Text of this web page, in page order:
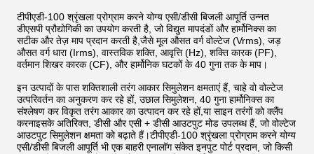
टीपीएडी-100 श्रृंखला प्रोग्राम करने योग्य एसी/डीसी बिजली आपूर्ति उन्नत
डीएसपी प्रौद्योगिकी का उपयोग करती है, जो विद्युत मापदंडों और हार्मोनिक्स का
सटीक और तेज़ माप प्रदान करती है,जैसे मूल औसत वर्ग वोल्टेज (Vrms), जड़
औसत वर्ग धारा (Irms), वास्तविक शक्ति, आवृत्ति (Hz), शक्ति कारक (PF),
वर्तमान शिखर कारक (CF), और हार्मोनिक घटकों के 40 गुना तक के माप।
इन उत्पादों के पास शक्तिशाली तरंग आकार सिमुलेशन क्षमताएं हैं, चाहे वो वोल्टेज
उत्परिवर्तन का अनुकरण कर रहे हों, उछाल सिमुलेशन, 40 गुना हार्मोनिक्स का
संश्लेषण कर विकृत तरंग आकार का उत्पादन कर रहे हों,या साइन तरंगों को क्लैंप
करनाइसके अतिरिक्त, डीसी और एसी + डीसी आउटपुट मोड उपलब्ध हैं, जो वोल्टेज
आउटपुट सिमुलेशन क्षमता को बढ़ाते हैं।टीपीएडी-100 श्रृंखला प्रोग्राम करने योग्य
एसी/डीसी बिजली आपूर्ति भी एक बाहरी एनालॉग संकेत इनपुट पोर्ट प्रदान, जो किसी